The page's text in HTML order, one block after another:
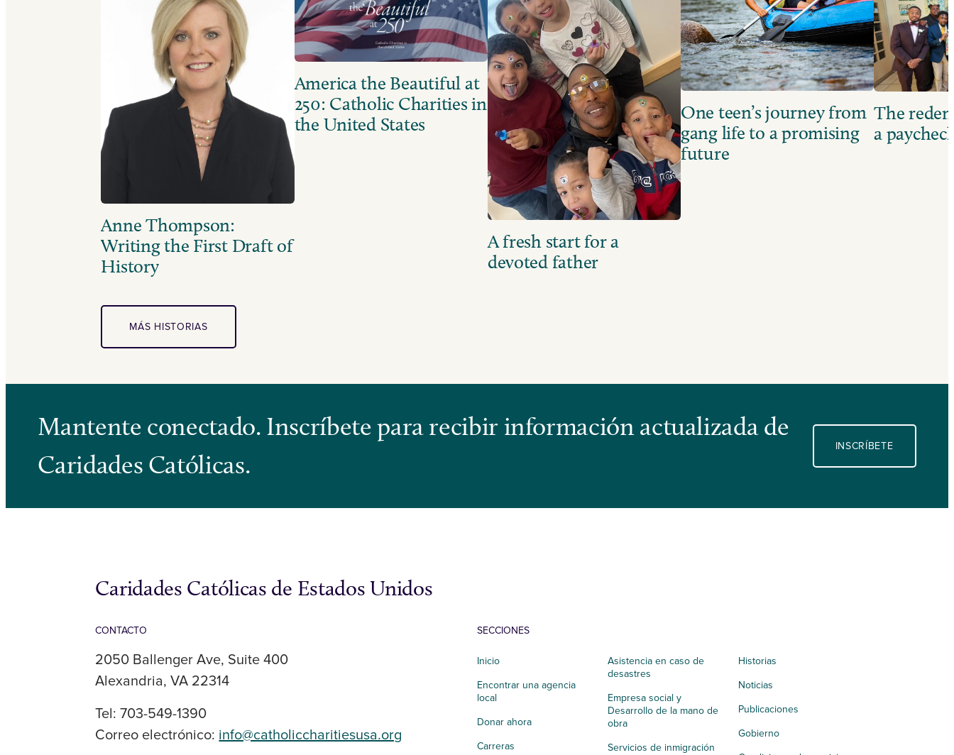
Anne Thompson:
Writing the First Draft of
History
America the Beautiful at
250: Catholic Charities in
the United States
A fresh start for a
devoted father
One teen’s journey from
gang life to a promising
future
The
a
MÁS HISTORIAS
Mantente conectado. Inscríbete para recibir información actualizada de
Caridades Católicas.
INSCRÍBETE
Caridades Católicas de Estados Unidos
CONTACTO
2050 Ballenger Ave, Suite 400
Alexandria, VA 22314
Tel: 703-549-1390
Correo electrónico: info@catholiccharitiesusa.org
SECCIONES
Inicio
Encontrar una agencia
local
Donar ahora
Carreras
Asistencia en caso de
desastres
Empresa social y
Desarrollo de la mano de
obra
Servicios de inmigración
Historias
Noticias
Publicaciones
Gobierno